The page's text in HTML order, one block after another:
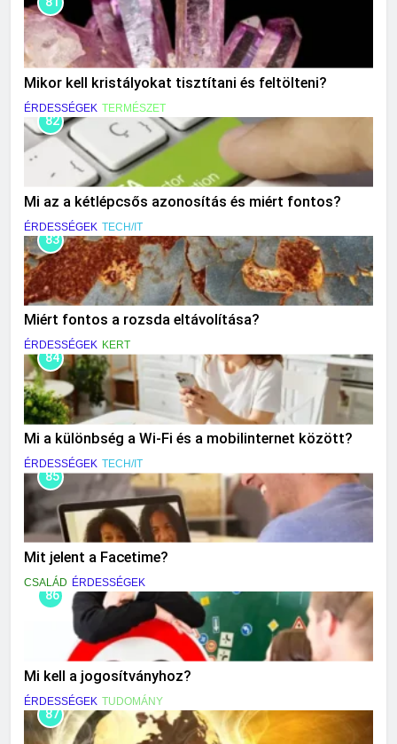
Mikor kell kristályokat tisztítani és feltölteni?
ÉRDESSÉGEK TERMÉSZET
82
Mi az a kétlépcsős azonosítás és miért fontos?
ÉRDESSÉGEK TECH/IT
83
Miért fontos a rozsda eltávolítása?
ÉRDESSÉGEK KERT
84
Mi a különbség a Wi-Fi és a mobilinternet között?
ÉRDESSÉGEK TECH/IT
85
Mit jelent a Facetime?
CSALÁD ÉRDESSÉGEK
86
Mi kell a jogosítványhoz?
ÉRDESSÉGEK TUDOMÁNY
87